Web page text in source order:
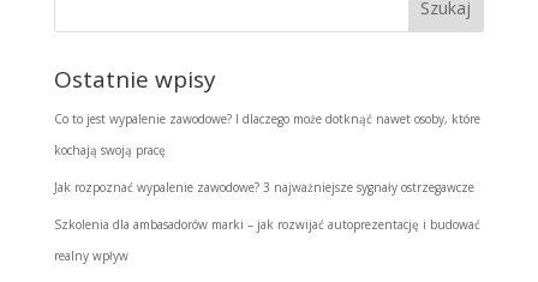
Ostatnie wpisy
Co to jest wypalenie zawodowe? I dlaczego może dotknąć nawet osoby, które
kochają swoją pracę
Jak rozpoznać wypalenie zawodowe? 3 najważniejsze sygnały ostrzegawcze
Szkolenia dla ambasadorów marki – jak rozwijać autoprezentację i budować
realny wpływ